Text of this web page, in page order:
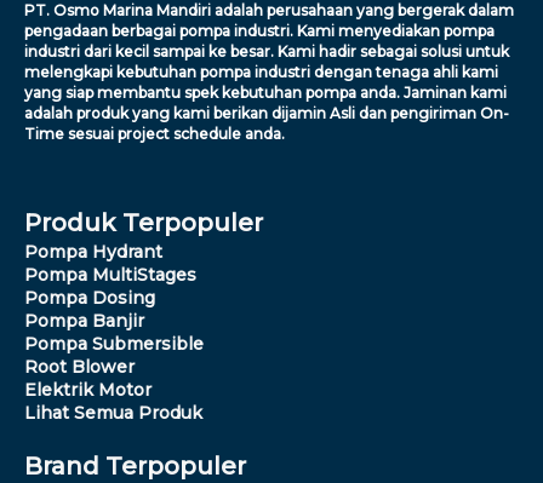
PT. Osmo Marina Mandiri adalah perusahaan yang bergerak dalam
pengadaan berbagai pompa industri. Kami menyediakan pompa
industri dari kecil sampai ke besar. Kami hadir sebagai solusi untuk
melengkapi kebutuhan pompa industri dengan tenaga ahli kami
yang siap membantu spek kebutuhan pompa anda. Jaminan kami
adalah produk yang kami berikan dijamin Asli dan pengiriman On-
Time sesuai project schedule anda.
Produk Terpopuler
Pompa Hydrant
Pompa MultiStages
Pompa Dosing
Pompa Banjir
Pompa Submersible
Root Blower
Elektrik Motor
Lihat Semua Produk
Brand Terpopuler